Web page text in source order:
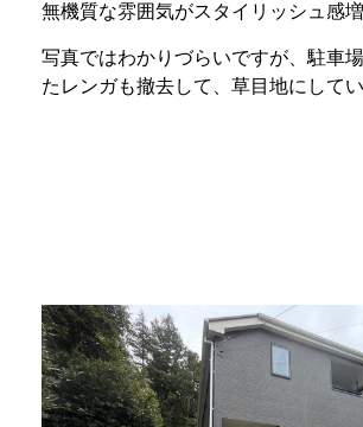
無機質な雰囲気がスタイリッシュ感増
写真ではわかりづらいですが、駐車
たレンガも撤去して、草目地にしてい